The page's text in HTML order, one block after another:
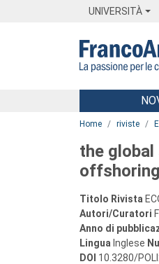
UNIVERSITÀ
Menu
Home riviste
the
Titolo Rivista
Autori/Curatori
Anno di
Lingua Inglese
DOI 10.3280/